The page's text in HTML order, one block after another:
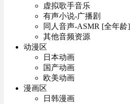
虚拟歌手音乐
有声小说-广播剧
同人音声-ASMR [全年龄]
其他音频资源
动漫区
日本动画
国产动画
欧美动画
漫画区
日韩漫画